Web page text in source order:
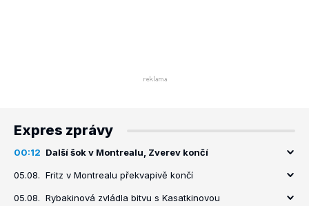
Expres zprávy
00:12 Další šok v Montrealu, Zverev končí
05.08. Fritz v Montrealu překvapivě končí
05.08. Rybakinová zvládla bitvu s Kasatkinovou